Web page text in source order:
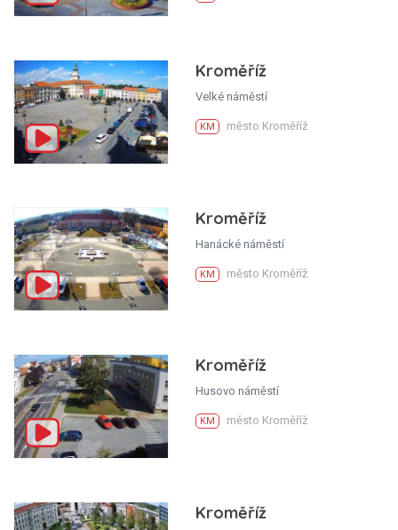
Kroměříž
Velké náměstí
KM město Kroměříž
Kroměříž
Hanácké náměstí
KM město Kroměříž
Kroměříž
Husovo náměstí
KM město Kroměříž
Kroměříž